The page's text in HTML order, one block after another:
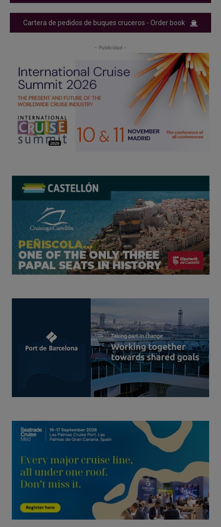
Cartera de pedidos de buques cruceros - Order book
- Publicidad -